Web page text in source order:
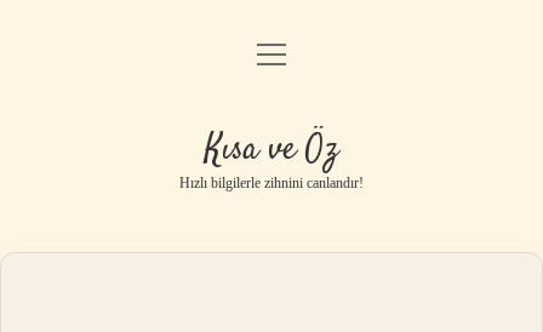
Anasayfa
Gizlilik Politikası
Yasal Uyarı
menüyü
Kısa ve Öz
Hızlı bilgilerle zihnini canlandır!